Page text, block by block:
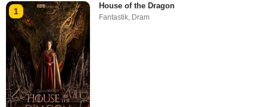
1
House of the Dragon
Fantastik Dram